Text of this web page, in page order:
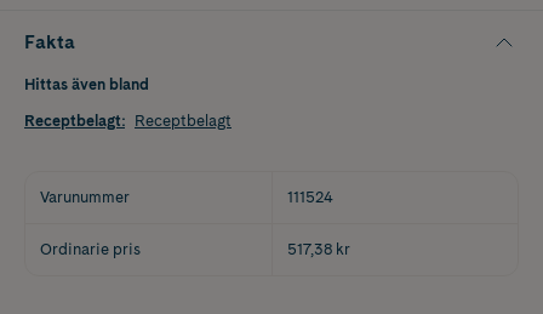
Fakta
Hittas även bland
Receptbelagt: Receptbelagt
Varunummer 111524
Ordinarie pris 517,38 kr